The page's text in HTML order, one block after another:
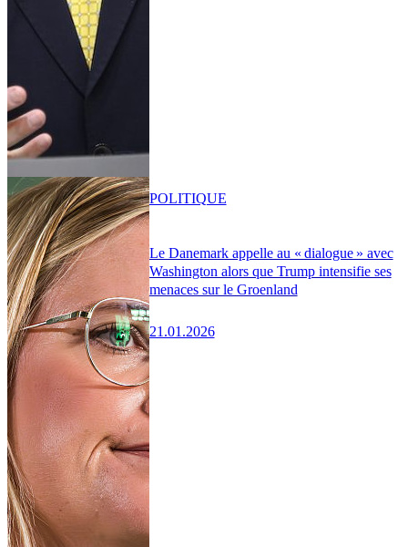
Le Danemark appelle au « dialogue » avec
Washington alors que Trump intensifie ses
menaces sur le Groenland
21.01.2026
POLITIQUE